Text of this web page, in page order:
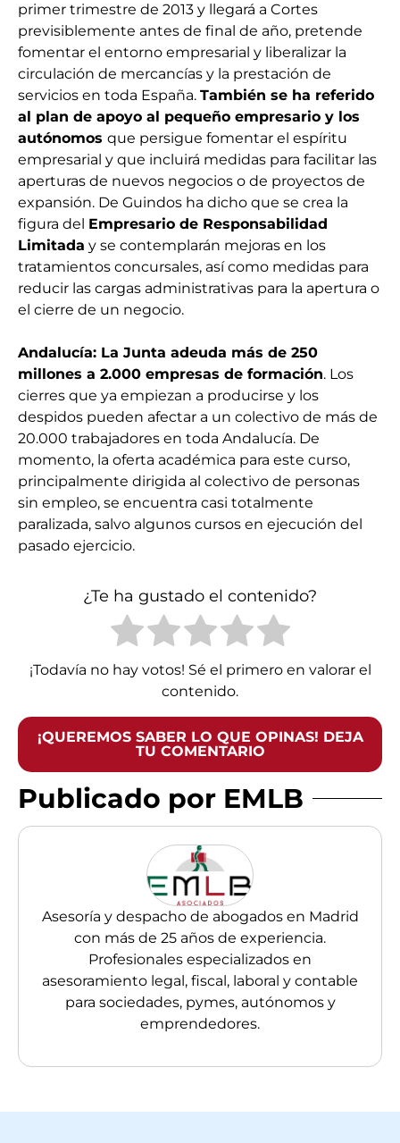
primer trimestre de 2013 y llegará a Cortes
previsiblemente antes de final de año, pretende
fomentar el entorno empresarial y liberalizar la
circulación de mercancías y la prestación de
servicios en toda España. También se ha referido
al plan de apoyo al pequeño empresario y los
autónomos que persigue fomentar el espíritu
empresarial y que incluirá medidas para facilitar las
aperturas de nuevos negocios o de proyectos de
expansión. De Guindos ha dicho que se crea la
figura del Empresario de Responsabilidad
Limitada y se contemplarán mejoras en los
tratamientos concursales, así como medidas para
reducir las cargas administrativas para la apertura o
el cierre de un negocio.
Andalucía: La Junta adeuda más de 250
millones a 2.000 empresas de formación. Los
cierres que ya empiezan a producirse y los
despidos pueden afectar a un colectivo de más de
20.000 trabajadores en toda Andalucía. De
momento, la oferta académica para este curso,
principalmente dirigida al colectivo de personas
sin empleo, se encuentra casi totalmente
paralizada, salvo algunos cursos en ejecución del
pasado ejercicio.
¿Te ha gustado el contenido?
¡Todavía no hay votos! Sé el primero en valorar el
contenido.
¡QUEREMOS SABER LO QUE OPINAS! DEJA
TU COMENTARIO
Publicado por EMLB
Asesoría y despacho de abogados en Madrid
con más de 25 años de experiencia.
Profesionales especializados en
asesoramiento legal, fiscal, laboral y contable
para sociedades, pymes, autónomos y
emprendedores.